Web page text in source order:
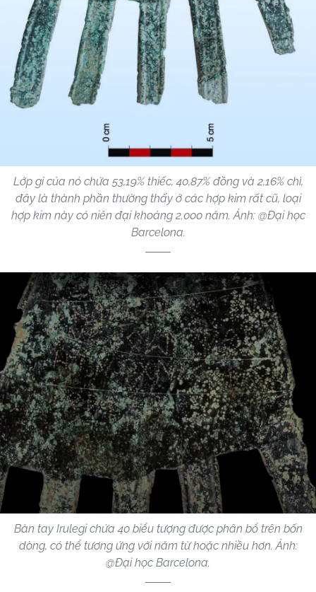
Lớp gỉ của nó chứa 53,19% thiếc, 40,87% đồng và 2,16% chì,
đây là thành phần thường thấy ở các hợp kim rất cũ, loại
hợp kim này có niên đại khoảng 2.000 năm. Ảnh: @Đại học
Barcelona.
Bàn tay Irulegi chứa 40 biểu tượng được phân bổ trên bốn
dòng, có thể tương ứng với năm từ hoặc nhiều hơn. Ảnh:
@Đại học Barcelona.